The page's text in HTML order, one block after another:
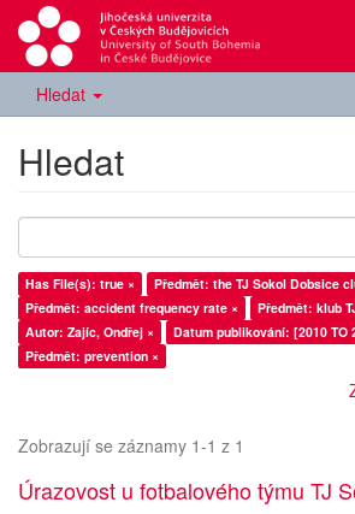
Hledat
Hledat
Has File(s): true ×
Předmět: the TJ Sokol Dobsice
Předmět: accident frequency rate ×
Předmět: klub
Autor: Zajíc, Ondřej ×
Datum publikování: [2010 TO
Předmět: prevention ×
Zobrazují se záznamy 1-1 z 1
Úrazovost u fotbalového týmu TJ